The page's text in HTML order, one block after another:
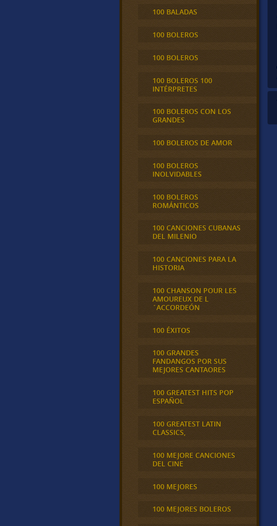
100 BALADAS
100 BOLEROS
100 BOLEROS
100 BOLEROS 100
INTÉRPRETES
100 BOLEROS CON LOS
GRANDES
100 BOLEROS DE AMOR
100 BOLEROS
INOLVIDABLES
100 BOLEROS
ROMÁNTICOS
100 CANCIONES CUBANAS
DEL MILENIO
100 CANCIONES PARA LA
HISTORIA
100 CHANSON POUR LES
AMOUREUX DE L
´ACCORDEÓN
100 ÉXITOS
100 GRANDES
FANDANGOS POR SUS
MEJORES CANTAORES
100 GREATEST HITS POP
ESPAÑOL
100 GREATEST LATIN
CLASSICS,
100 MEJORE CANCIONES
DEL CINE
100 MEJORES
100 MEJORES BOLEROS